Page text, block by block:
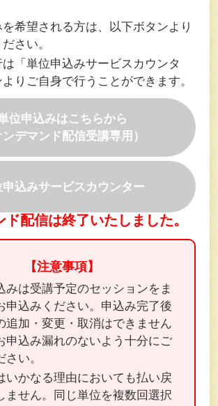
希望される方は、以下ボタンより
さい。
「単位申込みサービスカウンタ
りご自身で行うことができます。
位申込みはこちらから
ンデマンド配信受講専用）
申込みサービスカウンター
ド配信は終了いたしました。
【注意事項】
みは受講予定のセッションをま
申込みください。申込み完了後
追加・変更・取消はできません
申込み漏れのないよう十分にご
い。
いかなる理由においても払い戻
ません。同じ単位を複数回選択